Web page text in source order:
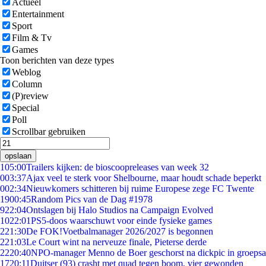
Actueel
Entertainment
Sport
Film & Tv
Games
Toon berichten van deze types
Weblog
Column
(P)review
Special
Poll
Scrollbar gebruiken
opslaan
105:00Trailers kijken: de bioscoopreleases van week 32
003:37Ajax veel te sterk voor Shelbourne, maar houdt schade beperkt
002:34Nieuwkomers schitteren bij ruime Europese zege FC Twente
1900:45Random Pics van de Dag #1978
922:04Ontslagen bij Halo Studios na Campaign Evolved
1022:01PS5-doos waarschuwt voor einde fysieke games
221:30De FOK!Voetbalmanager 2026/2027 is begonnen
221:03Le Court wint na nerveuze finale, Pieterse derde
2220:40NPO-manager Menno de Boer geschorst na dickpic in
1720:11Duitser (93) crasht met quad tegen boom, vier gewonden